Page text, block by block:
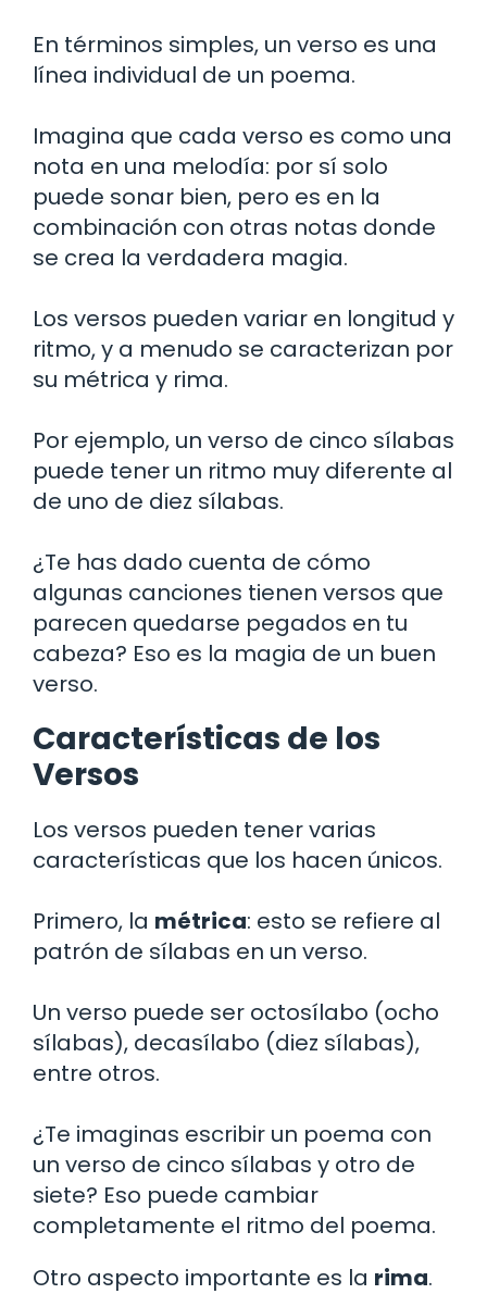
En términos simples, un verso es una
línea individual de un poema.
Imagina que cada verso es como una
nota en una melodía: por sí solo
puede sonar bien, pero es en la
combinación con otras notas donde
se crea la verdadera magia.
Los versos pueden variar en longitud y
ritmo, y a menudo se caracterizan por
su métrica y rima.
Por ejemplo, un verso de cinco sílabas
puede tener un ritmo muy diferente al
de uno de diez sílabas.
¿Te has dado cuenta de cómo
algunas canciones tienen versos que
parecen quedarse pegados en tu
cabeza? Eso es la magia de un buen
verso.
Características de los
Versos
Los versos pueden tener varias
características que los hacen únicos.
Primero, la métrica: esto se refiere al
patrón de sílabas en un verso.
Un verso puede ser octosílabo (ocho
sílabas), decasílabo (diez sílabas),
entre otros.
¿Te imaginas escribir un poema con
un verso de cinco sílabas y otro de
siete? Eso puede cambiar
completamente el ritmo del poema.
Otro aspecto importante es la rima.